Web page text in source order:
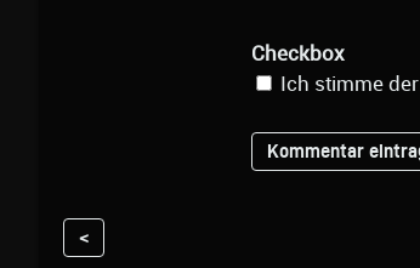
Checkbox
Ich stimme der
<